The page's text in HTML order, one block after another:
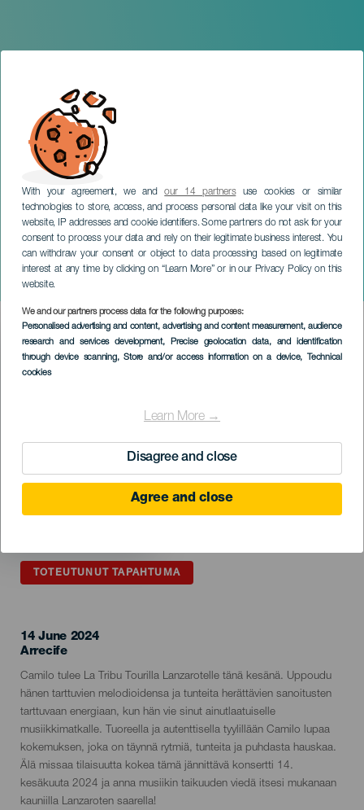
With your agreement, we andour 14 partnersuse cookies or similar
technologies to store, access, and process personal data like your visit on this
website, IP addresses and cookie identifiers. Some partners do not ask for your
consent to process your data and rely on their legitimate business interest. You
can withdraw your consent or object to data processing based on legitimate
interest at any time by clicking on “Learn More” or in our Privacy Policy on this
website.
We and our partners process data for the following purposes:
Personalised advertising and content, advertising and content measurement, audience
research and services development, Precise geolocation data, and identification
through device scanning, Store and/or access information on a device, Technical
cookies
Learn More →
Disagree and close
Agree and close
Camilo en Lanzarote
LANZAROTE
Imagen
Listado
TOTEUTUNUT TAPAHTUMA
14 June 2024
Localidad
Arrecife
Descripción
del
evento
Camilo tulee La Tribu Tourilla Lanzarotelle tänä kesänä. Uppoudu
hänen tarttuvien melodioidensa ja tunteita herättävien sanoitusten
tarttuvaan energiaan, kun hän vie sinut ainutlaatuiselle
musiikkimatkalle. Tuoreella ja autenttisella tyylillään Camilo lupaa
kokemuksen, joka on täynnä rytmiä, tunteita ja puhdasta hauskaa.
Älä missaa tilaisuutta kokea tämä jännittävä konsertti 14.
kesäkuuta 2024 ja anna musiikin taikuuden viedä itsesi mukanaan
kauniilla Lanzaroten saarella!